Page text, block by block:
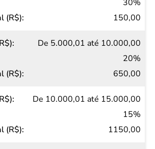
30%
150,00
De 5.000,01 até 10.000,00
20%
650,00
De 10.000,01 até 15.000,00
15%
1150,00